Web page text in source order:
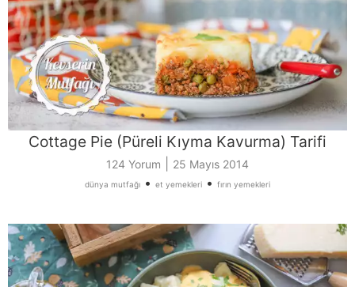
Cottage Pie (Püreli Kıyma Kavurma) Tarifi
124 Yorum 25 Mayıs 2014
dünya mutfağı • et yemekleri • fırın yemekleri